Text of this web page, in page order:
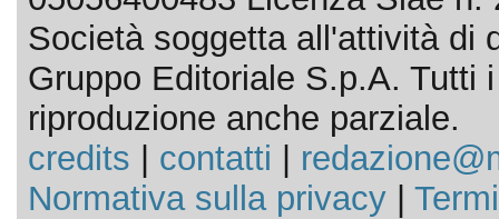
Società soggetta all'attività di
Gruppo Editoriale S.p.A. Tutti
riproduzione anche parziale.
credits
contatti
Normativa sulla privacy|